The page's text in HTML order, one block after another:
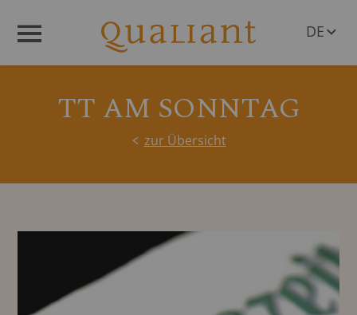
DE
TT AM SONNTAG
zur Übersicht